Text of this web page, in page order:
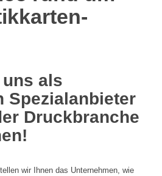
als
Spezialanbieter
Druckbranche
wir Ihnen das Unternehmen, wie